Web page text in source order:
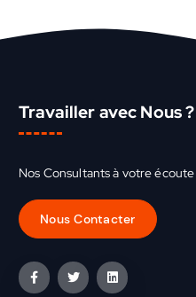
Travailler avec Nous ?
Nos Consultants à votre écoute